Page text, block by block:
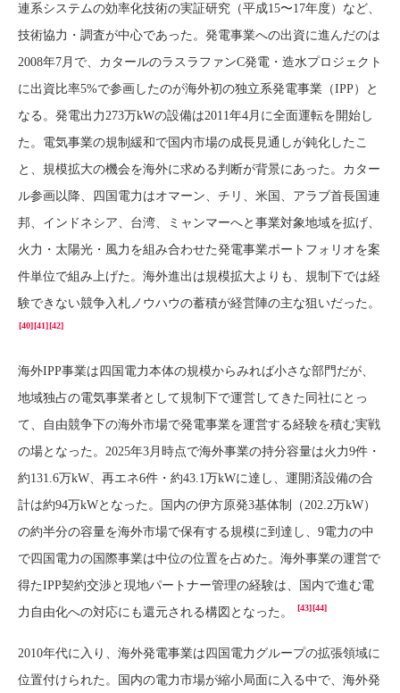
連系システムの効率化技術の実証研究（平成15〜17年度）など、
技術協力・調査が中心であった。発電事業への出資に進んだのは
2008年7月で、カタールのラスラファンC発電・造水プロジェクト
に出資比率5%で参画したのが海外初の独立系発電事業（IPP）と
なる。発電出力273万kWの設備は2011年4月に全面運転を開始し
た。電気事業の規制緩和で国内市場の成長見通しが鈍化したこ
と、規模拡大の機会を海外に求める判断が背景にあった。カター
ル参画以降、四国電力はオマーン、チリ、米国、アラブ首長国連
邦、インドネシア、台湾、ミャンマーへと事業対象地域を拡げ、
火力・太陽光・風力を組み合わせた発電事業ポートフォリオを案
件単位で組み上げた。海外進出は規模拡大よりも、規制下では経
験できない競争入札ノウハウの蓄積が経営陣の主な狙いだった。
[40][41][42]
海外IPP事業は四国電力本体の規模からみれば小さな部門だが、
地域独占の電気事業者として規制下で運営してきた同社にとっ
て、自由競争下の海外市場で発電事業を運営する経験を積む実戦
の場となった。2025年3月時点で海外事業の持分容量は火力9件・
約131.6万kW、再エネ6件・約43.1万kWに達し、運開済設備の合
計は約94万kWとなった。国内の伊方原発3基体制（202.2万kW）
の約半分の容量を海外市場で保有する規模に到達し、9電力の中
で四国電力の国際事業は中位の位置を占めた。海外事業の運営で
得たIPP契約交渉と現地パートナー管理の経験は、国内で進む電
力自由化への対応にも還元される構図となった。
[43][44]
2010年代に入り、海外発電事業は四国電力グループの拡張領域に
位置付けられた。国内の電力市場が縮小局面に入る中で、海外発